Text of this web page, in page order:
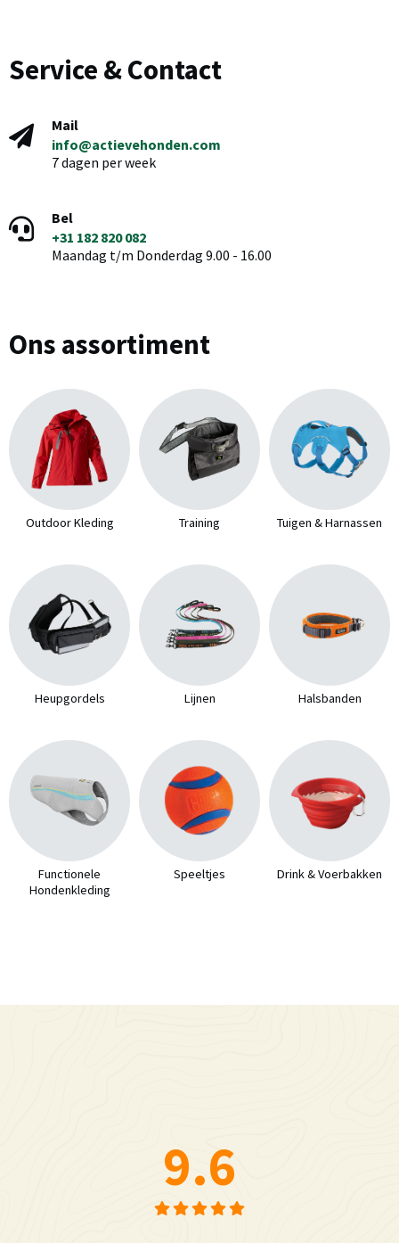
Service & Contact
Mail
info@actievehonden.com
7 dagen per week
Bel
+31 182 820 082
Maandag t/m Donderdag 9.00 - 16.00
Ons assortiment
Outdoor Kleding Training Tuigen & Harnassen
Heupgordels Lijnen Halsbanden
Functionele
Hondenkleding
Speeltjes Drink & Voerbakken
9.6